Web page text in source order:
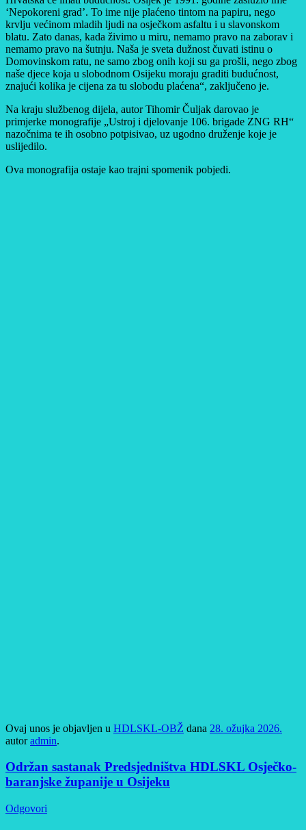
‘Nepokoreni grad’. To ime nije plaćeno tintom na papiru, nego
krvlju većinom mladih ljudi na osječkom asfaltu i u slavonskom
blatu. Zato danas, kada živimo u miru, nemamo pravo na zaborav i
nemamo pravo na šutnju. Naša je sveta dužnost čuvati istinu o
Domovinskom ratu, ne samo zbog onih koji su ga prošli, nego zbog
naše djece koja u slobodnom Osijeku moraju graditi budućnost,
znajući kolika je cijena za tu slobodu plaćena“, zaključeno je.
Na kraju službenog dijela, autor Tihomir Čuljak darovao je
primjerke monografije „Ustroj i djelovanje 106. brigade ZNG RH“
nazočnima te ih osobno potpisivao, uz ugodno druženje koje je
uslijedilo.
Ova monografija ostaje kao trajni spomenik pobjedi.
Ovaj unos je objavljen u HDLSKL-OBŽ dana 28. ožujka 2026.
autoradmin.
Održan sastanak Predsjedništva HDLSKL Osječko-
baranjske županije u Osijeku
Odgovori